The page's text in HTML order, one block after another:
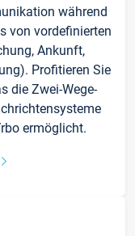
während
von vordefinierten
Ankunft,
Profitieren Sie
die Zwei-Wege-
ermöglicht.